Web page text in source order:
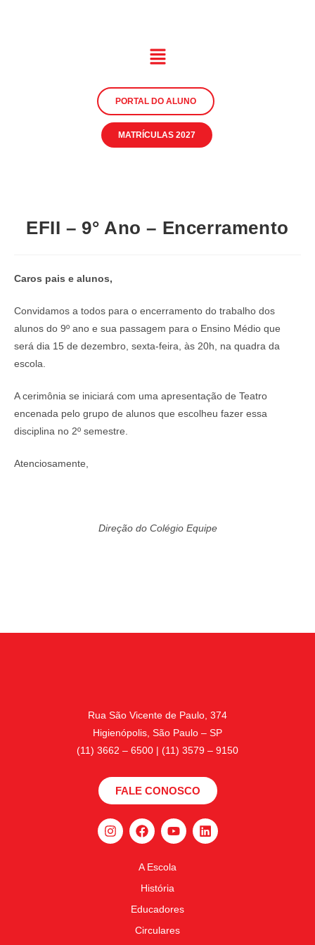
PORTAL DO ALUNO
MATRÍCULAS 2027
EFII – 9° Ano – Encerramento
Caros pais e alunos,
Convidamos a todos para o encerramento do trabalho dos
alunos do 9º ano e sua passagem para o Ensino Médio que
será dia 15 de dezembro, sexta-feira, às 20h, na quadra da
escola.
A cerimônia se iniciará com uma apresentação de Teatro
encenada pelo grupo de alunos que escolheu fazer essa
disciplina no 2º semestre.
Atenciosamente,
Direção do Colégio Equipe
Rua São Vicente de Paulo, 374
Higienópolis, São Paulo – SP
(11) 3662 – 6500 | (11) 3579 – 9150
FALE CONOSCO
A Escola
História
Educadores
Circulares